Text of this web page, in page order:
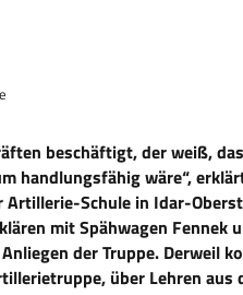
beschäftigt, der weiß,
handlungsfähig wäre“,
Schule in Idar-
mit Spähwagen Fennek
der Truppe. Derweil
über Lehren aus